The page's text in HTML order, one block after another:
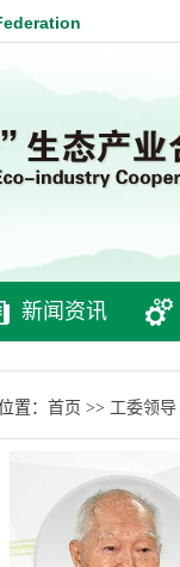
新闻资讯
置： 首页 >> 工委领导